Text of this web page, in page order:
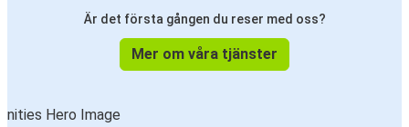
Är det första gången du reser med oss?
Mer om våra tjänster